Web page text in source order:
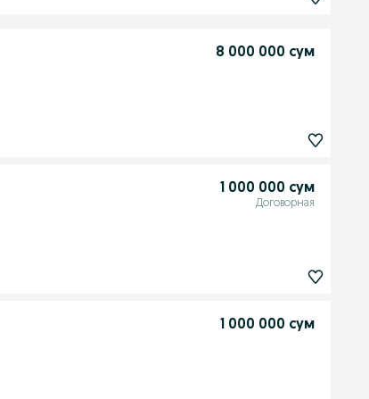
8 000 000 сум
1 000 000 сум
Договорная
1 000 000 сум